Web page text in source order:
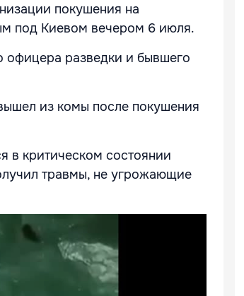
покушения на
под Киевом вечером 6 июля.
офицера разведки и бывшего
из комы после покушения
в критическом состоянии
травмы, не угрожающие